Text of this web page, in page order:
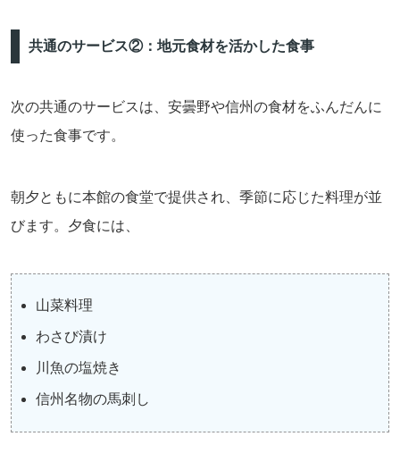
共通のサービス②：地元食材を活かした食事
次の共通のサービスは、安曇野や信州の食材をふんだんに
使った食事です。
朝夕ともに本館の食堂で提供され、季節に応じた料理が並
びます。夕食には、
山菜料理
わさび漬け
川魚の塩焼き
信州名物の馬刺し